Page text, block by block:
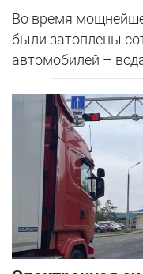
Во время
были затоплены
автомобилей –